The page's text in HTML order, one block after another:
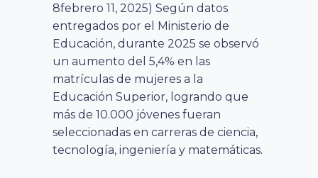
8febrero 11, 2025) Según datos
entregados por el Ministerio de
Educación, durante 2025 se observó
un aumento del 5,4% en las
matrículas de mujeres a la
Educación Superior, logrando que
más de 10.000 jóvenes fueran
seleccionadas en carreras de ciencia,
tecnología, ingeniería y matemáticas.